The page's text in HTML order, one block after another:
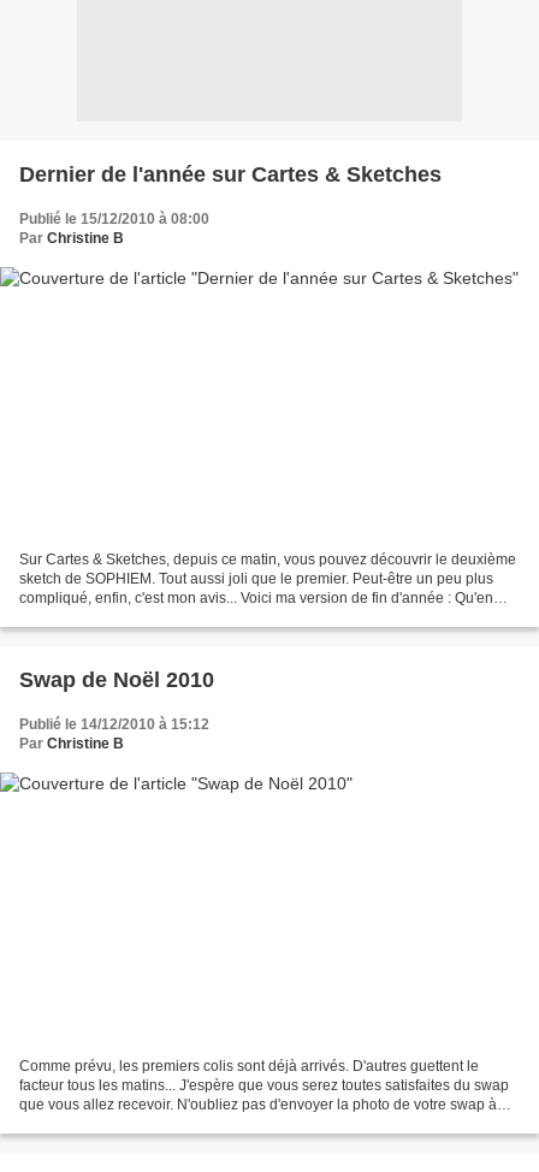
Dernier de l'année sur Cartes & Sketches
Publié le 15/12/2010 à 08:00
Par Christine B
Sur Cartes & Sketches, depuis ce matin, vous pouvez découvrir le deuxième
sketch de SOPHIEM. Tout aussi joli que le premier. Peut-être un peu plus
compliqué, enfin, c'est mon avis... Voici ma version de fin d'année : Qu'en
Swap de Noël 2010
Publié le 14/12/2010 à 15:12
Par Christine B
Comme prévu, les premiers colis sont déjà arrivés. D'autres guettent le
facteur tous les matins... J'espère que vous serez toutes satisfaites du swap
que vous allez recevoir. N'oubliez pas d'envoyer la photo de votre swap à